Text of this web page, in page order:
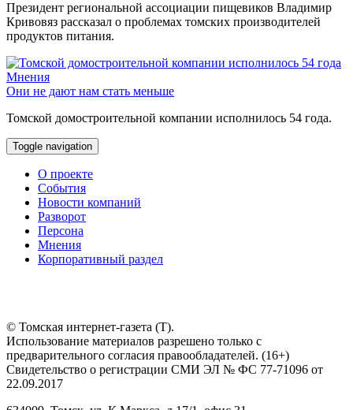
Президент региональной ассоциации пищевиков Владимир
Кривовяз рассказал о проблемах томских производителей
продуктов питания.
Мнения
Они не дают нам стать меньше
Томской домостроительной компании исполнилось 54 года.
Toggle navigation
О проекте
События
Новости компаний
Разворот
Персона
Мнения
Корпоративный раздел
© Томская интернет-газета (Т).
Использование материалов разрешено только с
предварительного согласия правообладателей. (16+)
Свидетельство о регистрации СМИ ЭЛ № ФС 77-71096 от
22.09.2017